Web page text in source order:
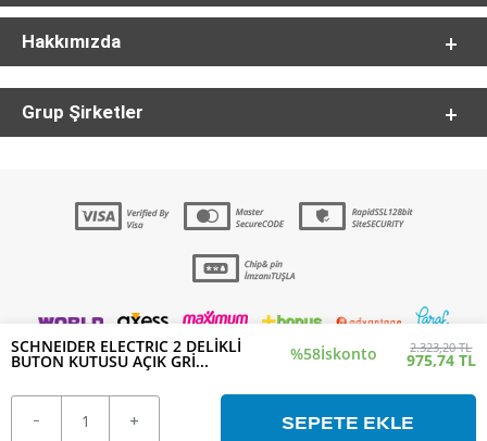
SCHNEIDER ELECTRIC 2 DELİKLİ
BUTON KUTUSU AÇIK GRİ... %58İskonto 2.323,20 TL
975,74 TL
SEPETE EKLE
Hakkımızda
Grup Şirketler
-Soft Sistemleriyle Hazırlanmıştır.